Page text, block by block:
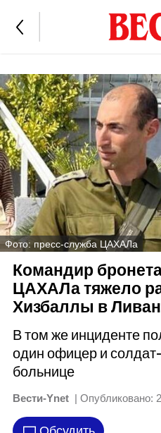
Фото: пресс-служба ЦАХАЛа
Командир
ЦАХАЛа тяжело
Хизбаллы в
В том же инциденте
один офицер и
больнице
Вести-Ynet | Опубликовано: